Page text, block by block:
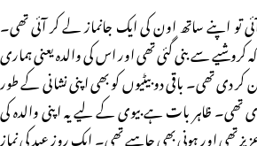
تو اپنے ساتھ اون کی ایک جانماز لے کر آئی تھی۔
کروشیے سے بنی گئی تھی اور اس کی والدہ یعنی ہماری
تھی۔ باقی دو بیٹیوں کو بھی اپنی نشانی کے طور
تھی۔ ظاہر بات ہے بیوی کے لیے یہ اپنی والدہ کی
تھی اور ہونی بھی چاہیے تھی۔ ایک روز عید کی نماز